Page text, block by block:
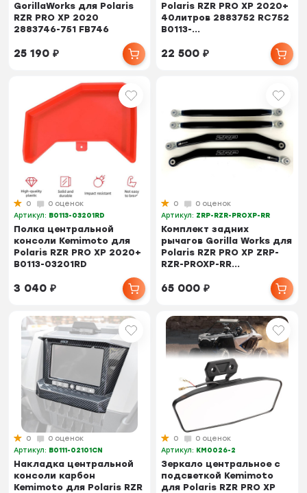
GorillaWorks для Polaris
RZR PRO XP 2020
2883746-751 FB746
25 190₽
Polaris RZR PRO XP 2020+
40литров 2883752 RC752
B0113-...
22 500₽
0
0 оценок
Артикул: B0113-03201RD
Полка центральной
консоли Kemimoto для
Polaris RZR PRO XP 2020+
B0113-03201RD
3 040₽
0
0 оценок
Артикул: ZRP-RZR-PROXP-RR
Комплект задних
рычагов Gorilla Works для
Polaris RZR PRO XP ZRP-
RZR-PROXP-RR...
65 000₽
0
0 оценок
Артикул: B0111-02101CN
Накладка центральной
консоли карбон
Kemimoto для Polaris RZR
0
0 оценок
Артикул: KM0026-2
Зеркало центральное с
подсветкой Kemimoto
для Polaris RZR PRO XP